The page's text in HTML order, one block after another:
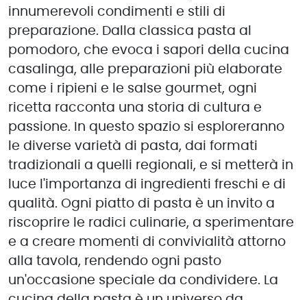
innumerevoli condimenti e stili di
preparazione. Dalla classica pasta al
pomodoro, che evoca i sapori della cucina
casalinga, alle preparazioni più elaborate
come i ripieni e le salse gourmet, ogni
ricetta racconta una storia di cultura e
passione. In questo spazio si esploreranno
le diverse varietà di pasta, dai formati
tradizionali a quelli regionali, e si metterà in
luce l'importanza di ingredienti freschi e di
qualità. Ogni piatto di pasta è un invito a
riscoprire le radici culinarie, a sperimentare
e a creare momenti di convivialità attorno
alla tavola, rendendo ogni pasto
un'occasione speciale da condividere. La